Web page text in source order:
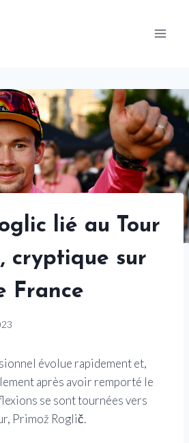
lié au Tour
cryptique sur
France
évolue rapidement et,
après avoir remporté le
se sont tournées vers
Primož Roglič.